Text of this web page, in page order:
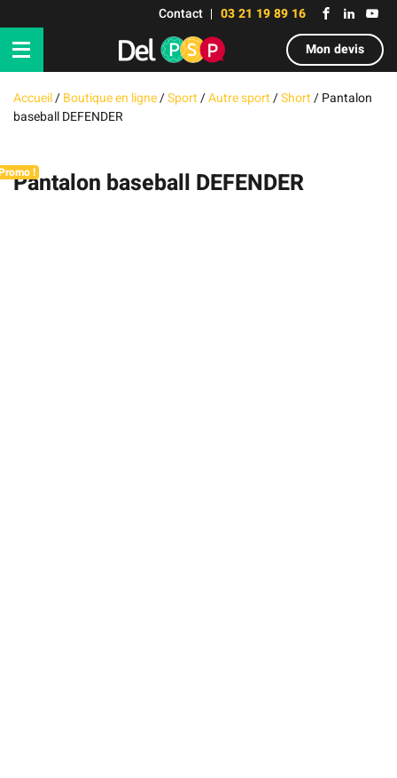
Contact
03 21 19 89 16
Mon devis
Accueil/Boutique en ligne/Sport/Autre sport/Short/Pantalon
baseball DEFENDER
Pantalon baseball DEFENDER
!